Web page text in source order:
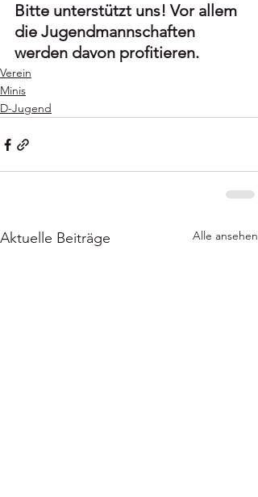
Bitte unterstützt uns! Vor allem
die Jugendmannschaften
werden davon profitieren.
Verein
Minis
D-Jugend
Aktuelle Beiträge Alle ansehen